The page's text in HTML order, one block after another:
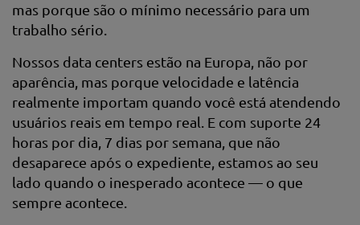
mas porque são o mínimo necessário para um
trabalho sério.
Nossos data centers estão na Europa, não por
aparência, mas porque velocidade e latência
realmente importam quando você está atendendo
usuários reais em tempo real. E com suporte 24
horas por dia, 7 dias por semana, que não
desaparece após o expediente, estamos ao seu
lado quando o inesperado acontece — o que
sempre acontece.